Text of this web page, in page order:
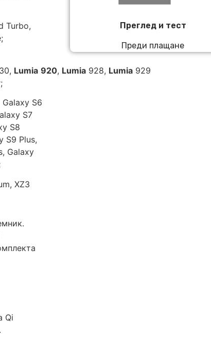
Turbo,
Lumia 920, Lumia 928, Lumia 929
S6
S7
S8
S9 Plus,
Galaxy
XZ3
Qi
Преглед и тест
Преди плащане